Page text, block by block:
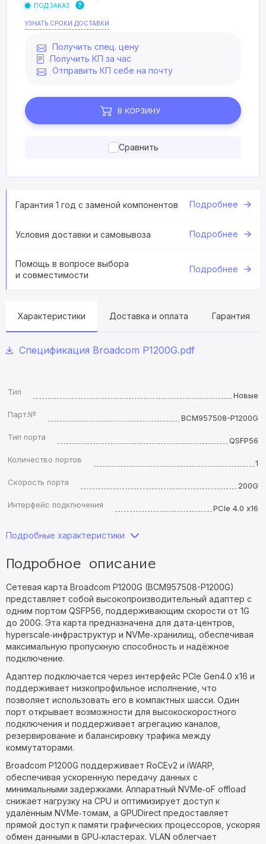
ПОД ЗАКАЗ
УЗНАТЬ СРОКИ ДОСТАВКИ
Получить спец. цену
Получить КП за час
Отправить КП себе на почту
В КОРЗИНУ
Сравнить
Гарантия 1 год с заменой компонентов Подробнее
Условия доставки и самовывоза Подробнее
Помощь в вопросе выбора
и совместимости
Подробнее
Характеристики Доставка и оплата Гарантия
Спецификация Broadcom P1200G.pdf
Тип
Новые
Парт.№
BCM957508-P1200G
Тип порта
QSFP56
Количество портов
1
Скорость порта
200G
Интерфейс подключения
PCIe 4.0 x16
Подробные характеристики
Подробное описание
Сетевая карта Broadcom P1200G (BCM957508-P1200G)
представляет собой высокопроизводительный адаптер с
одним портом QSFP56, поддерживающим скорости от 1G
до 200G. Эта карта предназначена для дата‑центров,
hyperscale‑инфраструктур и NVMe‑хранилищ, обеспечивая
максимальную пропускную способность и надёжное
подключение.
Адаптер подключается через интерфейс PCIe Gen4.0 x16 и
поддерживает низкопрофильное исполнение, что
позволяет использовать его в компактных шасси. Один
порт открывает возможности для высокоскоростного
подключения и поддерживает агрегацию каналов,
резервирование и балансировку трафика между
коммутаторами.
Broadcom P1200G поддерживает RoCEv2 и iWARP,
обеспечивая ускоренную передачу данных с
минимальными задержками. Аппаратный NVMe‑oF offload
снижает нагрузку на CPU и оптимизирует доступ к
удалённым NVMe‑томам, а GPUDirect предоставляет
прямой доступ к памяти графических процессоров, ускоряя
обмен данными в GPU‑кластерах. VLAN облегчает